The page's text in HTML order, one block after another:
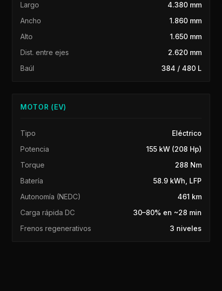
Largo
4.380 mm
Ancho
1.860 mm
Alto
1.650 mm
Dist. entre ejes
2.620 mm
Baúl
384 / 480 L
MOTOR (EV)
Tipo
Eléctrico
Potencia
155 kW (208 Hp)
Torque
288 Nm
Batería
58.9 kWh, LFP
Autonomía (NEDC)
461 km
Carga rápida DC
30–80% en ~28 min
Frenos regenerativos
3 niveles